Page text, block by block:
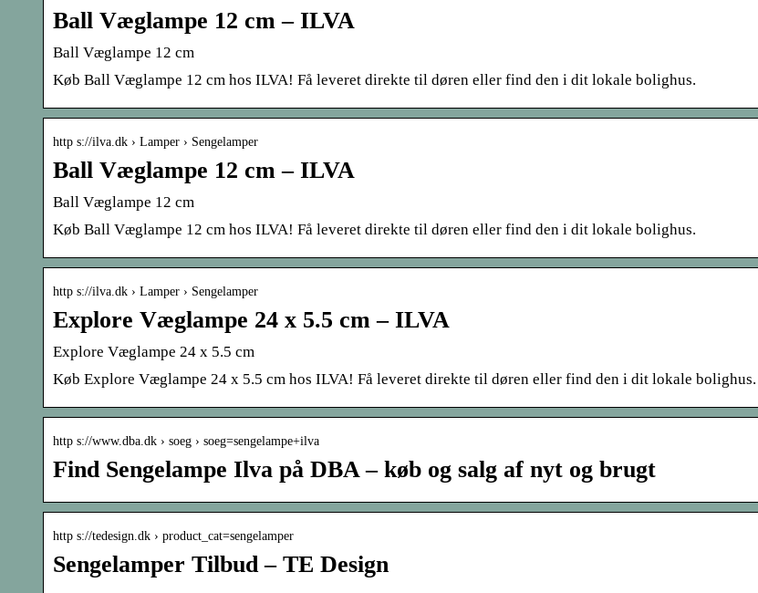
Ball Væglampe 12 cm – ILVA
Ball Væglampe 12 cm
Køb Ball Væglampe 12 cm hos ILVA! Få leveret direkte til døren eller find den i dit lokale bolighus.
http s://ilva.dk › Lamper › Sengelamper
Ball Væglampe 12 cm – ILVA
Ball Væglampe 12 cm
Køb Ball Væglampe 12 cm hos ILVA! Få leveret direkte til døren eller find den i dit lokale bolighus.
http s://ilva.dk › Lamper › Sengelamper
Explore Væglampe 24 x 5.5 cm – ILVA
Explore Væglampe 24 x 5.5 cm
Køb Explore Væglampe 24 x 5.5 cm hos ILVA! Få leveret direkte til døren eller find den i dit lokale bolighus.
http s://www.dba.dk › soeg › soeg=sengelampe+ilva
Find Sengelampe Ilva på DBA – køb og salg af nyt og brugt
http s://tedesign.dk › product_cat=sengelamper
Sengelamper Tilbud – TE Design